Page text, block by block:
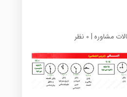
مشاوره| 0 نظر